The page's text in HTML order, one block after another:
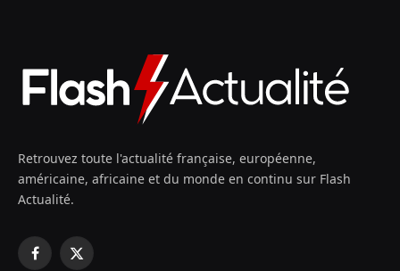
Retrouvez toute l'actualité française, européenne,
américaine, africaine et du monde en continu sur Flash
Actualité.
Facebook
X